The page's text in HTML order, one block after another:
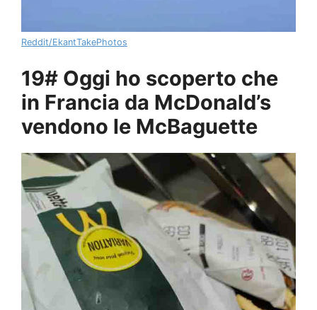
Reddit/EkantTakePhotos
19# Oggi ho scoperto che
in Francia da McDonald’s
vendono le McBaguette